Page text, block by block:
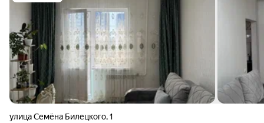
улица Семёна Билецкого,1